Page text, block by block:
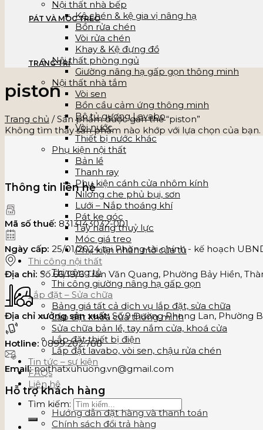
Nội thất nhà bếp
Kệ chén & kệ gia vị nâng hạ
Bồn rửa chén
Vòi rửa chén
Khay & Kệ đựng đồ
Nội thất phòng ngủ
Giường nâng hạ gấp gọn thông minh
Nội thất nhà tắm
Vòi sen
Bồn cầu cảm ứng thông minh
Bộ tủ gương Lavabo
Vòi nước
Thiết bị nước khác
Phụ kiện nội thất
Bản lề
Thanh ray
Phụ kiện cánh cửa nhôm kính
Nilong che phủ bụi, sơn
Lưới – Nắp thoáng khí
Pát ke góc
Tay nâng thuỷ lực
Móc giá treo
Phụ kiện nhấn mở cửa tủ
Thi công nội thất
Thi công tủ
Thi công giường nâng hạ gấp gọn
Lắp đặt – Sửa chữa
Bảng giá tất cả dịch vụ lắp đặt, sửa chữa
Lắp đặt khoá cửa thông minh
Sửa chữa bản lề, tay nắm cửa, khoá cửa
Lắp đặt thiết bị điện
Lắp đặt lavabo, vòi sen, chậu rửa chén
Tin tức – sự kiện
FAQs
Liên hệ
Tìm kiếm:
PÁT VÀ MÓC TREO
TRANG TRÍ
piston
Trang chủ /Sản phẩm được gắn thẻ “piston”
Không tìm thấy sản phẩm nào khớp với lựa chọn của bạn.
Thông tin liên hệ
Mã số thuế: 8313143032-001
Ngày cấp: 25/01/2024 tại Phòng tài chính - kế hoạch
Địa chỉ: Số 66/19/6 Trần Văn Quang, Phường Bảy Hiền,
Địa chỉ xưởng sản xuất: Số 9 Đường Phong Lan, Phường
Hotline:0899.202.788
Email:noithatxuhuong.vn@gmail.com
Hỗ trợ khách hàng
Hướng dẫn đặt hàng và thanh toán
Chính sách đổi trả hàng